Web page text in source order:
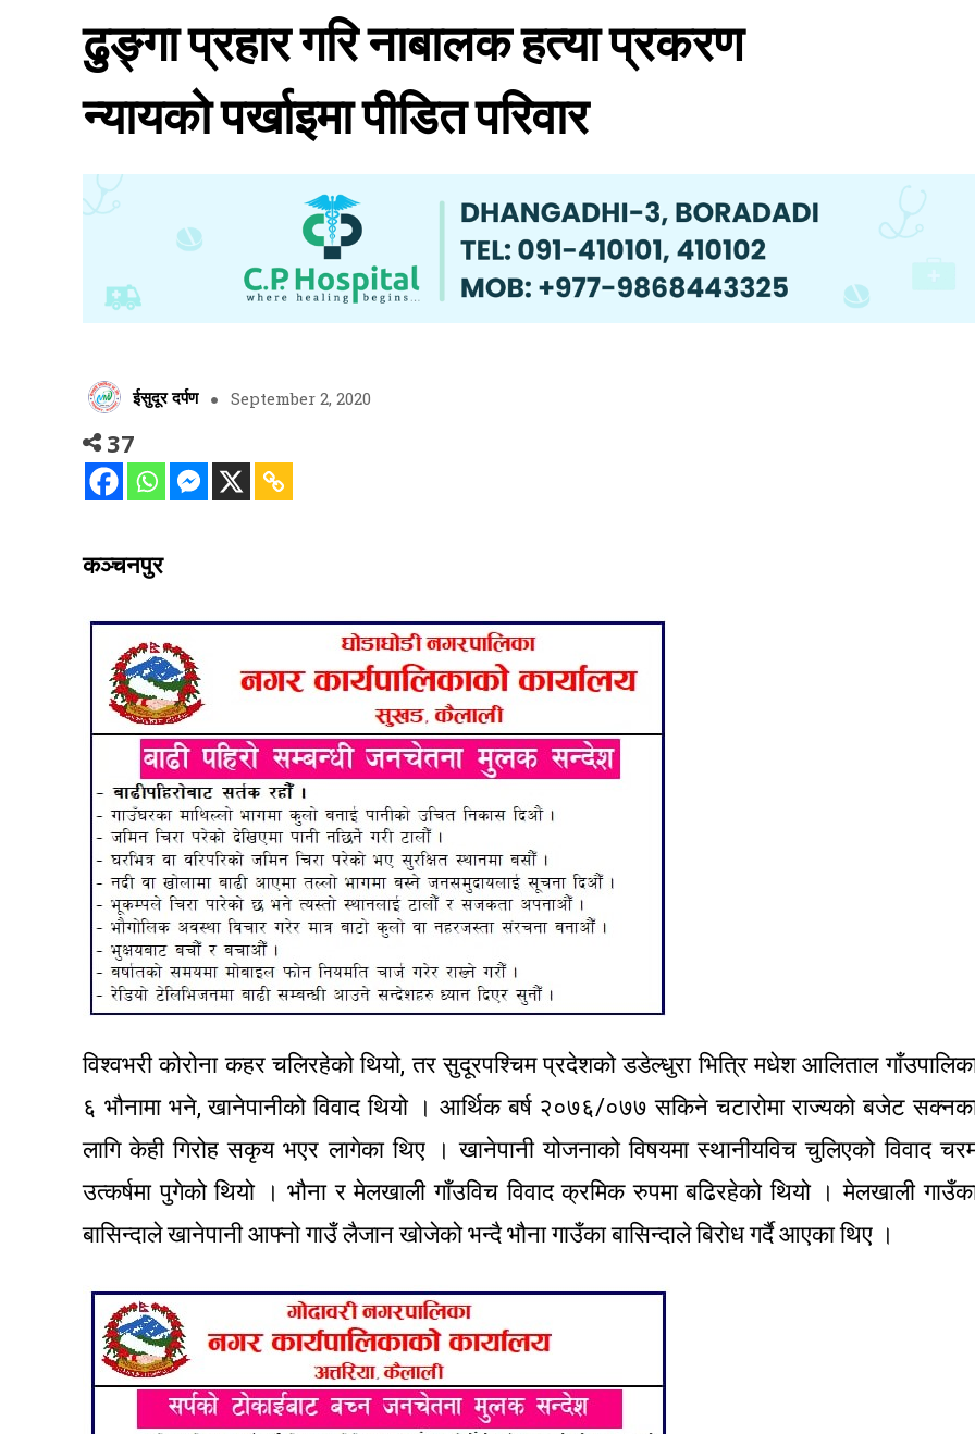
ढुङ्गा प्रहार गरि नाबालक हत्या प्रकरण
न्यायको पर्खाइमा पीडित परिवार
ईसुदूर दर्पण September 2, 2020
37
कञ्चनपुर
विश्वभरी कोरोना कहर चलिरहेको थियो, तर सुदूरपश्चिम प्रदेशको डडेल्धुरा भित्रि मधेश आलिताल
६ भौनामा भने, खानेपानीको विवाद थियो । आर्थिक बर्ष २०७६/०७७ सकिने चटारोमा राज्यको बजेट
लागि केही गिरोह सकृय भएर लागेका थिए । खानेपानी योजनाको विषयमा स्थानीयविच चुलिएको विवाद
उत्कर्षमा पुगेको थियो । भौना र मेलखाली गाँउविच विवाद क्रमिक रुपमा बढिरहेको थियो । मेलखाली
बासिन्दाले खानेपानी आफ्नो गाउँ लैजान खोजेको भन्दै भौना गाउँका बासिन्दाले बिरोध गर्दै आएका थिए ।